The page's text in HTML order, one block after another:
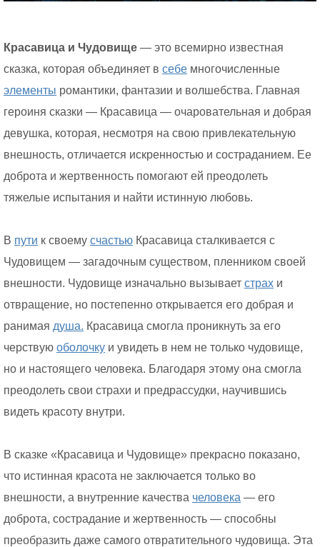
Красавица и Чудовище — это всемирно известная
сказка, которая объединяет в себе многочисленные
элементы романтики, фантазии и волшебства. Главная
героиня сказки — Красавица — очаровательная и добрая
девушка, которая, несмотря на свою привлекательную
внешность, отличается искренностью и состраданием. Ее
доброта и жертвенность помогают ей преодолеть
тяжелые испытания и найти истинную любовь.
В пути к своему счастью Красавица сталкивается с
Чудовищем — загадочным существом, пленником своей
внешности. Чудовище изначально вызывает страх и
отвращение, но постепенно открывается его добрая и
ранимая душа. Красавица смогла проникнуть за его
черствую оболочку и увидеть в нем не только чудовище,
но и настоящего человека. Благодаря этому она смогла
преодолеть свои страхи и предрассудки, научившись
видеть красоту внутри.
В сказке «Красавица и Чудовище» прекрасно показано,
что истинная красота не заключается только во
внешности, а внутренние качества человека — его
доброта, сострадание и жертвенность — способны
преобразить даже самого отвратительного чудовища. Эта